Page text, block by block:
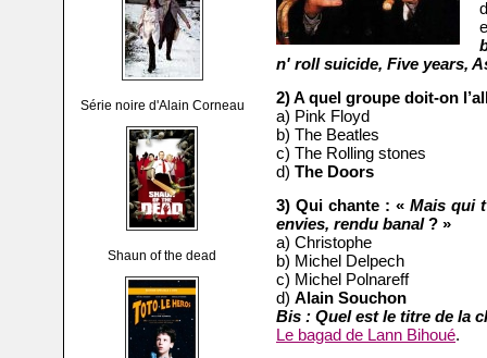
Série noire d'Alain Corneau
Shaun of the dead
n' roll suicide, Five years,
2) A quel groupe doit-on
a) Pink Floyd
b) The Beatles
c) The Rolling stones
d) The Doors
3) Qui chante : « Mais qui
envies, rendu banal? »
a) Christophe
b) Michel Delpech
c) Michel Polnareff
d) Alain Souchon
Bis : Quel est le titre de la
Le bagad de Lann Bihoué.